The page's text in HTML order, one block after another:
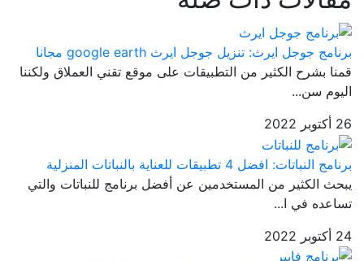
برنامج جوجل ايرث: تنزيل جوجل ايرث google earth مجانا
قمنا بشرح الكثير من التطبيقات على موقع تقني العملاق ولكننا
اليوم سن...
26 أكتوبر 2022
برنامج النباتات: افضل 4 تطبيقات للعناية بالنباتات المنزلية
يبحث الكثير من المستخدمين عن أفضل برنامج للنباتات والتي
تساعده في ا...
24 أكتوبر 2022